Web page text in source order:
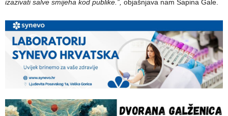
izazivati salve smijeha kod publike.”, objašnjava nam Šapina Gale.